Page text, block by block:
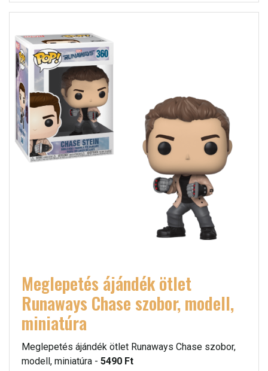
Meglepetés ájándék ötlet
Runaways Chase szobor, modell,
miniatúra
Meglepetés ájándék ötlet Runaways Chase szobor,
modell, miniatúra - 5490 Ft